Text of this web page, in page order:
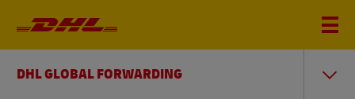
DHL GLOBAL FORWARDING